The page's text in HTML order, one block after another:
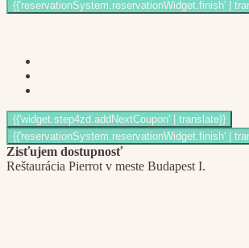
Zisťujem dostupnosť
Reštaurácia Pierrot v meste Budapest I.